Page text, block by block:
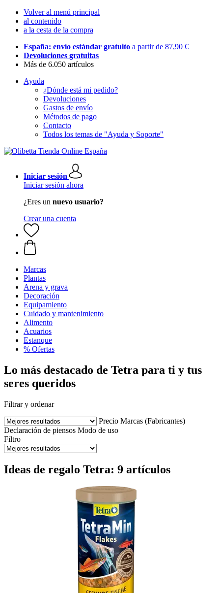
Volver al menú principal
al contenido
a la cesta de la compra
España: envío estándar gratuito a partir de 87,90 €
Devoluciones gratuitas
Más de 6.050 artículos
Ayuda
¿Dónde está mi pedido?
Devoluciones
Gastos de envío
Métodos de pago
Contacto
Todos los temas de "Ayuda y Soporte"
Iniciar sesión
Iniciar sesión ahora
¿Eres un nuevo usuario?
Crear una cuenta
Marcas
Plantas
Arena y grava
Decoración
Equipamiento
Cuidado y mantenimiento
Alimento
Acuarios
Estanque
% Ofertas
Lo más destacado de Tetra para ti y tus
seres queridos
Filtrar y ordenar
Precio Marcas (Fabricantes)
Declaración de piensos Modo de uso
Filtro
Ideas de regalo Tetra: 9 artículos